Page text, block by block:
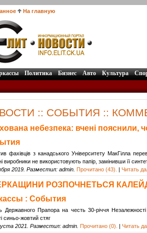
На главную
Политика Бизнес Авто Культура
:: СОБЫТИЯ ::
небезпека: вчені пояснили,
фахівців з канадського Університету МакГілла
виробники не використовують папір, замінивши її
2019. Разместил: admin. Прочитано (43). | Читать
РОЗПОЧНЕТЬСЯ
: События
Державного Прапора на честь 30-річчя
синьо-жовтий стяг
2021. Разместил: admin. Прочитано (0). | Читать